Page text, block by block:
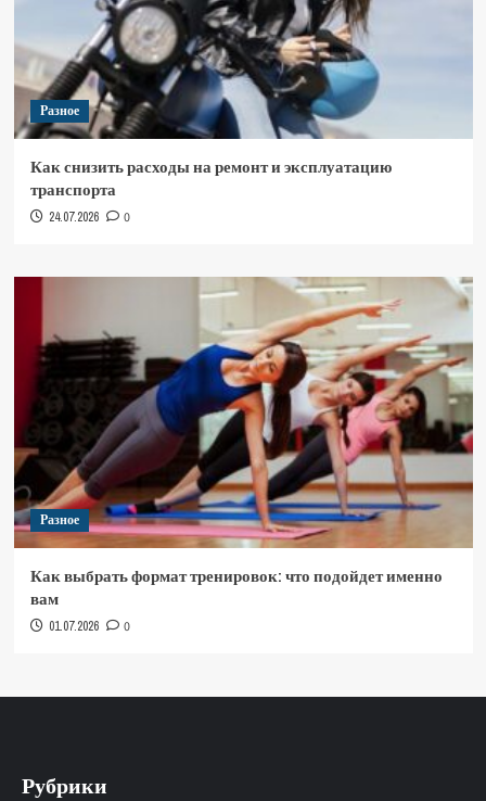
Разное
Как снизить расходы на ремонт и эксплуатацию
транспорта
24.07.2026 0
Разное
Как выбрать формат тренировок: что подойдет именно
вам
01.07.2026 0
Рубрики